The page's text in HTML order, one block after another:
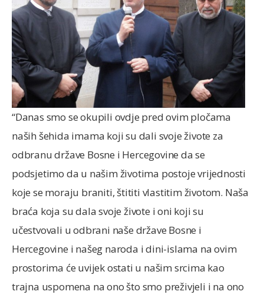
“Danas smo se okupili ovdje pred ovim pločama
naših šehida imama koji su dali svoje živote za
odbranu države Bosne i Hercegovine da se
podsjetimo da u našim životima postoje vrijednosti
koje se moraju braniti, štititi vlastitim životom. Naša
braća koja su dala svoje živote i oni koji su
učestvovali u odbrani naše države Bosne i
Hercegovine i našeg naroda i dini-islama na ovim
prostorima će uvijek ostati u našim srcima kao
trajna uspomena na ono što smo preživjeli i na ono